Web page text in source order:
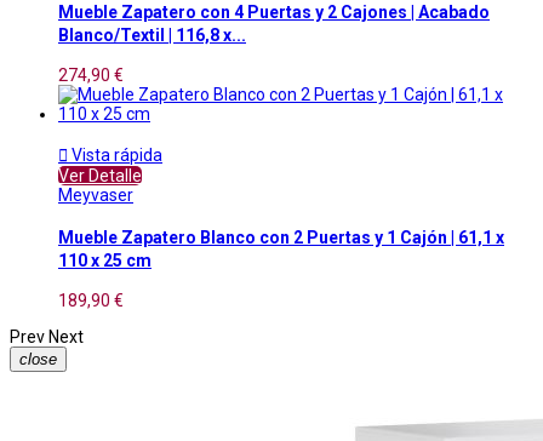
Mueble Zapatero con 4 Puertas y 2 Cajones | Acabado
Blanco/Textil | 116,8 x...
274,90 €
 Vista rápida
Ver Detalle
Meyvaser
Mueble Zapatero Blanco con 2 Puertas y 1 Cajón | 61,1 x
110 x 25 cm
189,90 €
Prev Next
close